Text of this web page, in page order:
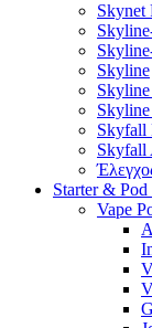
Skynet
Skyline
Skyline
Skyfall
Skyfall
Starter & Pod
Vape